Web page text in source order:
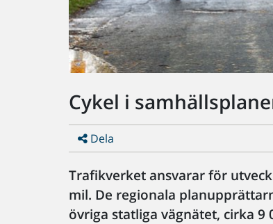
Cykel i
Dela
Trafikverket ansvarar för
mil. De regionala
övriga statliga vägnätet, cirka 9